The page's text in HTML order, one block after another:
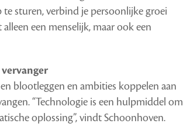
sturen, verbind je persoonlijke groei
een menselijk, maar ook een
blootleggen en ambities koppelen aan
“Technologie is een hulpmiddel om
oplossing”, vindt Schoonhoven.